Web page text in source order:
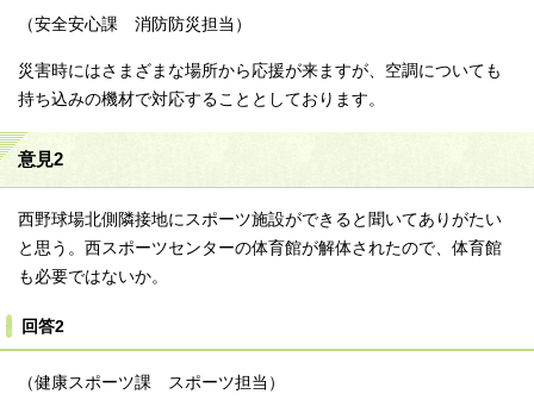
（安全安心課 消防防災担当）
災害時にはさまざまな場所から応援が来ますが、空調についても
持ち込みの機材で対応することとしております。
意見2
西野球場北側隣接地にスポーツ施設ができると聞いてありがたい
と思う。西スポーツセンターの体育館が解体されたので、体育館
も必要ではないか。
回答2
（健康スポーツ課 スポーツ担当）